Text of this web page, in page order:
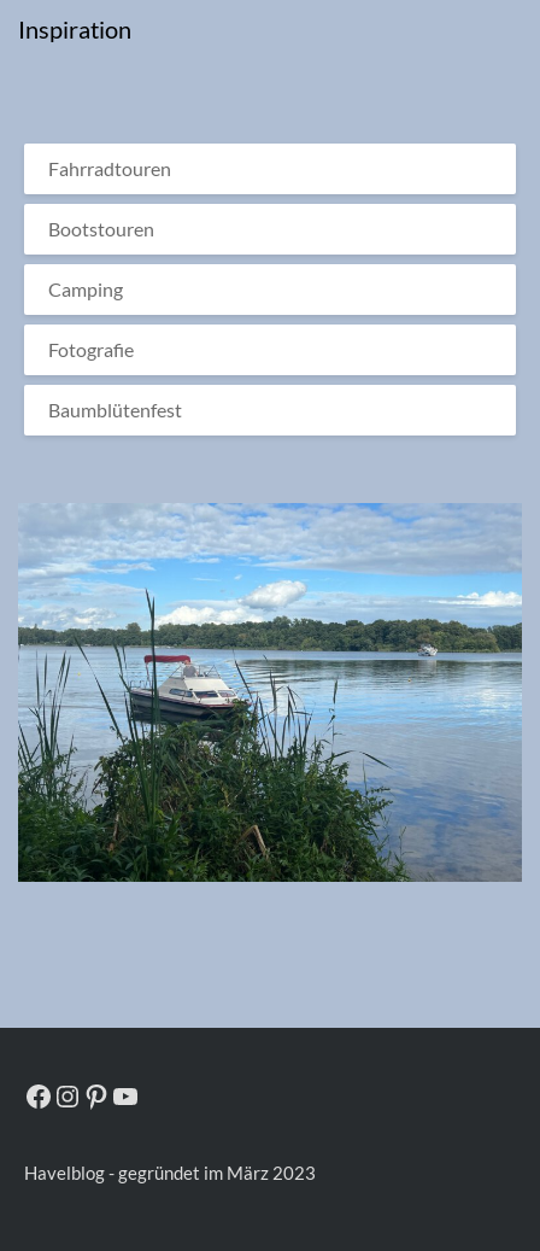
Inspiration
Fahrradtouren
Bootstouren
Camping
Fotografie
Baumblütenfest
Facebook
Instagram
Pinterest
YouTube
Havelblog - gegründet im März 2023